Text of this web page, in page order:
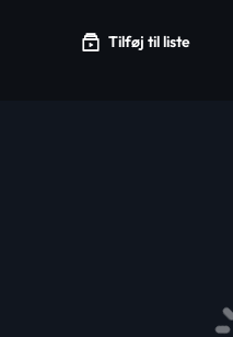
Tilføj til liste